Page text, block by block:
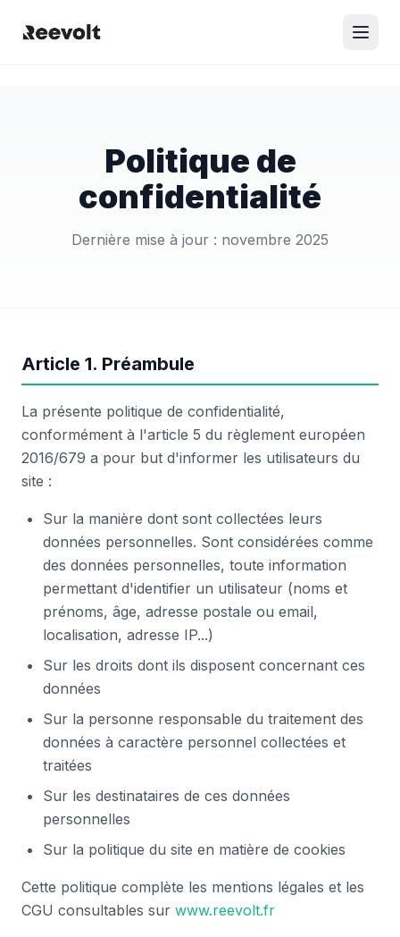
Politique de
confidentialité
Dernière mise à jour : novembre 2025
Article 1. Préambule
La présente politique de confidentialité,
conformément à l'article 5 du règlement européen
2016/679 a pour but d'informer les utilisateurs du
site :
Sur la manière dont sont collectées leurs
données personnelles. Sont considérées comme
des données personnelles, toute information
permettant d'identifier un utilisateur (noms et
prénoms, âge, adresse postale ou email,
localisation, adresse IP...)
Sur les droits dont ils disposent concernant ces
données
Sur la personne responsable du traitement des
données à caractère personnel collectées et
traitées
Sur les destinataires de ces données
personnelles
Sur la politique du site en matière de cookies
Cette politique complète les mentions légales et les
CGU consultables sur www.reevolt.fr